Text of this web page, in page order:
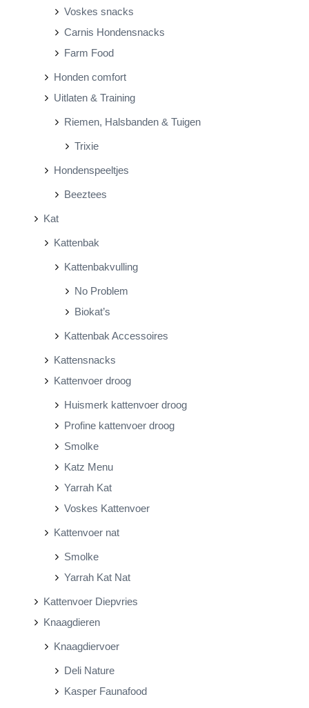
Voskes snacks
Carnis Hondensnacks
Farm Food
Honden comfort
Uitlaten & Training
Riemen, Halsbanden & Tuigen
Trixie
Hondenspeeltjes
Beeztees
Kat
Kattenbak
Kattenbakvulling
No Problem
Biokat’s
Kattenbak Accessoires
Kattensnacks
Kattenvoer droog
Huismerk kattenvoer droog
Profine kattenvoer droog
Smolke
Katz Menu
Yarrah Kat
Voskes Kattenvoer
Kattenvoer nat
Smolke
Yarrah Kat Nat
Kattenvoer Diepvries
Knaagdieren
Knaagdiervoer
Deli Nature
Kasper Faunafood